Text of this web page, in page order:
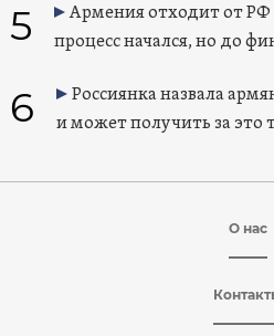
5
Армения отходит от РФ
процесс начался, но до
6
Россиянка назвала
и может получить за
О нас